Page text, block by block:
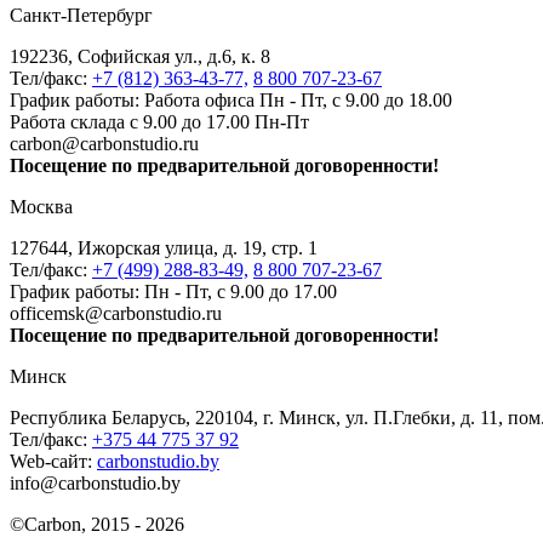
Санкт-Петербург
192236, Софийская ул., д.6, к. 8
Тел/факс: +7 (812) 363-43-77, 8 800 707-23-67
График работы: Работа офиса Пн - Пт, с 9.00 до 18.00
Работа склада с 9.00 до 17.00 Пн-Пт
carbon@carbonstudio.ru
Посещение по предварительной договоренности!
Москва
127644, Ижорская улица, д. 19, стр. 1
Тел/факс: +7 (499) 288-83-49, 8 800 707-23-67
График работы: Пн - Пт, с 9.00 до 17.00
officemsk@carbonstudio.ru
Посещение по предварительной договоренности!
Минск
Республика Беларусь, 220104, г. Минск, ул. П.Глебки, д. 11,
Тел/факс: +375 44 775 37 92
Web-сайт: carbonstudio.by
info@carbonstudio.by
©Carbon, 2015 - 2026